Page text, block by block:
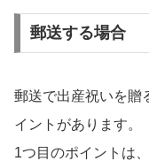
郵送する場合
郵送で出産祝いを贈
イントがあります。
1つ目のポイントは